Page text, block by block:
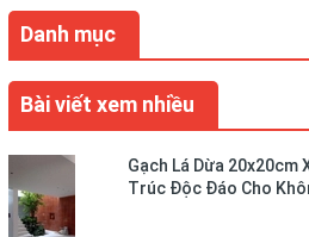
Danh mục
Bài viết xem nhiều
Gạch Lá Dừa 20x20cm
Trúc Độc Đáo Cho